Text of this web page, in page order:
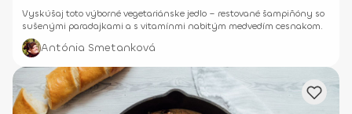
k cestovinám aj mäsu
Vyskúšaj toto výborné vegetariánske jedlo – restované šampiňóny so
sušenými paradajkami a s vitamínmi nabitým medvedím cesnakom.
Antónia Smetanková